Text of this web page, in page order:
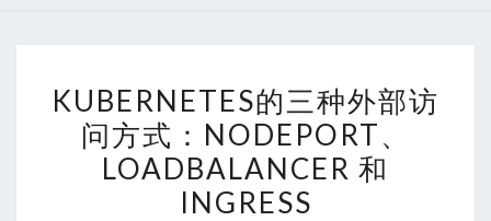
的
三
种
外
KUBERNETES的三种外部访
问方式：NODEPORT、
LOADBALANCER 和
INGRESS